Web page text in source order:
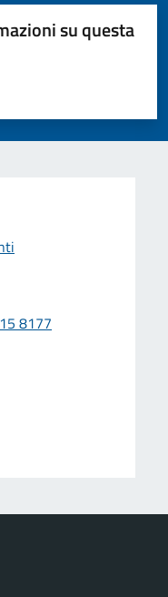
su questa
8177